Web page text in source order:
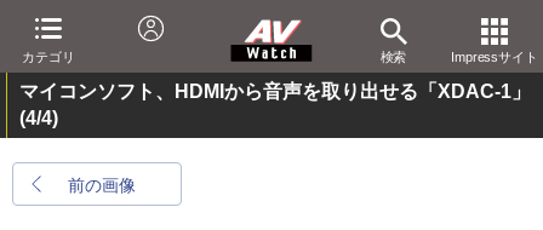
カテゴリ 検索 Impressサイト
マイコンソフト、HDMIから音声を取り出せる「XDAC-1」
(4/4)
前の画像